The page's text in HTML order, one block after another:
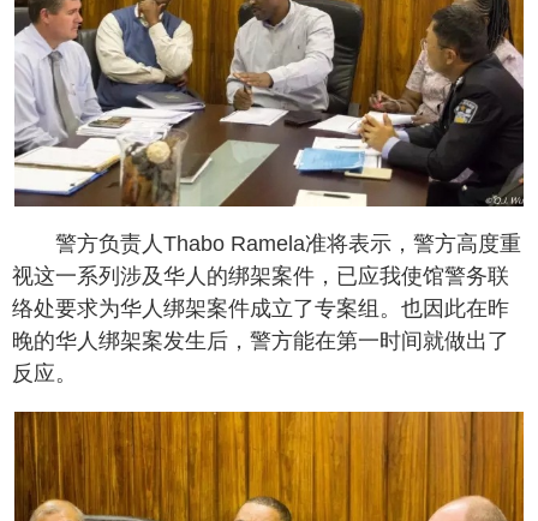
警方负责人Thabo Ramela准将表示，警方高度重
视这一系列涉及华人的绑架案件，已应我使馆警务联
络处要求为华人绑架案件成立了专案组。也因此在昨
晚的华人绑架案发生后，警方能在第一时间就做出了
反应。